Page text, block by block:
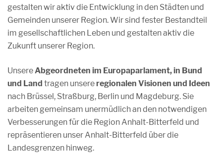
gestalten wir aktiv die Entwicklung in den Städten und
Gemeinden unserer Region. Wir sind fester Bestandteil
im gesellschaftlichen Leben und gestalten aktiv die
Zukunft unserer Region.
UnsereAbgeordneten im Europaparlament, in Bund
und Land tragen unsere regionalen Visionen und Ideen
nach Brüssel, Straßburg, Berlin und Magdeburg. Sie
arbeiten gemeinsam unermüdlich an den notwendigen
Verbesserungen für die Region Anhalt-Bitterfeld und
repräsentieren unser Anhalt-Bitterfeld über die
Landesgrenzen hinweg.